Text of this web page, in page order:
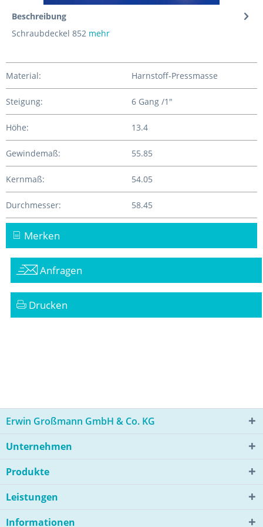
Beschreibung
Schraubdeckel 852 mehr
Material: Harnstoff-Pressmasse
Steigung: 6 Gang /1"
Höhe: 13.4
Gewindemaß: 55.85
Kernmaß: 54.05
Durchmesser: 58.45
Merken
Anfragen
Drucken
Erwin Großmann GmbH & Co. KG
Unternehmen
Produkte
Leistungen
Informationen